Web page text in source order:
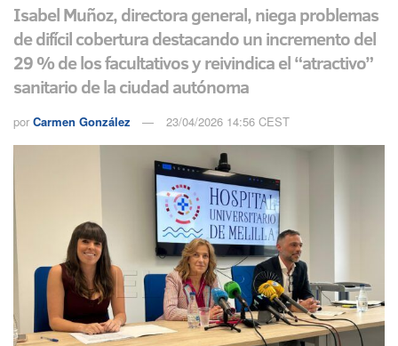
Isabel Muñoz, directora general, niega problemas
de difícil cobertura destacando un incremento del
29 % de los facultativos y reivindica el “atractivo”
sanitario de la ciudad autónoma
por Carmen González 23/04/2026 14:56 CEST